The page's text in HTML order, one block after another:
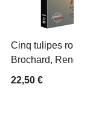
Cinq tulipes
Brochard, René
22,50 €